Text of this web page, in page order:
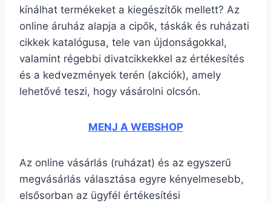
kínálhat termékeket a kiegészítők mellett? Az
online áruház alapja a cipők, táskák és ruházati
cikkek katalógusa, tele van újdonságokkal,
valamint régebbi divatcikkekkel az értékesítés
és a kedvezmények terén (akciók), amely
lehetővé teszi, hogy vásárolni olcsón.
MENJ A WEBSHOP
Az online vásárlás (ruházat) és az egyszerű
megvásárlás választása egyre kényelmesebb,
elsősorban az ügyfél értékesítési